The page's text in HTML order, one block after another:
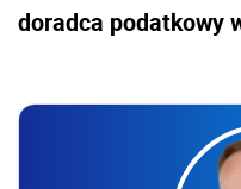
doradca podatkowy